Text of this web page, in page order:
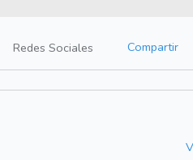
Redes Sociales Compartir